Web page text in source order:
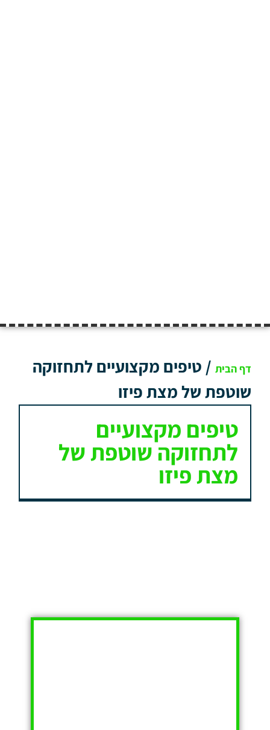
דף הבית / טיפים מקצועיים לתחזוקה
שוטפת של מצת פיזו
טיפים מקצועיים
לתחזוקה שוטפת של
מצת פיזו